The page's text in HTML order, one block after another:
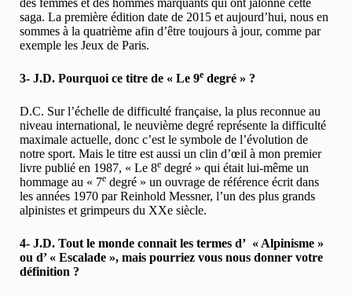
des femmes et des hommes marquants qui ont jalonné cette
saga. La première édition date de 2015 et aujourd’hui, nous en
sommes à la quatrième afin d’être toujours à jour, comme par
exemple les Jeux de Paris.
3- J.D. Pourquoi ce titre de « Le 9e degré » ?
D.C. Sur l’échelle de difficulté française, la plus reconnue au
niveau international, le neuvième degré représente la difficulté
maximale actuelle, donc c’est le symbole de l’évolution de
notre sport. Mais le titre est aussi un clin d’œil à mon premier
livre publié en 1987, « Le 8e degré » qui était lui-même un
hommage au « 7e degré » un ouvrage de référence écrit dans
les années 1970 par Reinhold Messner, l’un des plus grands
alpinistes et grimpeurs du XXe siècle.
4- J.D. Tout le monde connait les termes d’ « Alpinisme »
ou d’ « Escalade », mais pourriez vous nous donner votre
définition ?